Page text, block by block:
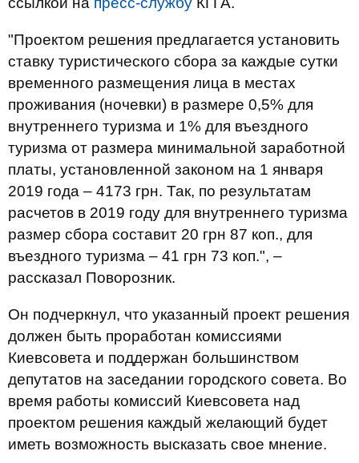
"Проектом решения предлагается установить
ставку туристического сбора за каждые сутки
временного размещения лица в местах
проживания (ночевки) в размере 0,5% для
внутреннего туризма и 1% для въездного
туризма от размера минимальной заработной
платы, установленной законом на 1 января
2019 года – 4173 грн. Так, по результатам
расчетов в 2019 году для внутреннего туризма
размер сбора составит 20 грн 87 коп., для
въездного туризма – 41 грн 73 коп.", –
рассказал Поворозник.
Он подчеркнул, что указанный проект решения
должен быть проработан комиссиями
Киевсовета и поддержан большинством
депутатов на заседании городского совета. Во
время работы комиссий Киевсовета над
проектом решения каждый желающий будет
иметь возможность высказать свое мнение.